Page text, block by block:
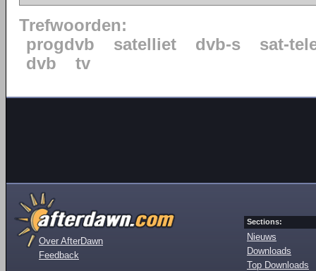
Trefwoorden:
progdvb
satelliet dvb-s
sat-
dvb
tv
Over AfterDawn
Feedback
Sections:
Nieuws
Downloads
Top Downloads